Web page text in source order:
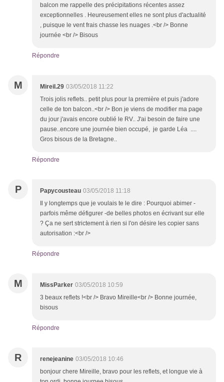
balcon me rappelle des précipitations récentes assez
exceptionnelles . Heureusement elles ne sont plus d'actualité
, puisque le vent frais chasse les nuages .<br /> Bonne
journée <br /> Bisous
Répondre
M Mireil.29 03/05/2018 11:22
Trois jolis reflets.. petit plus pour la première et puis j'adore
celle de ton balcon..<br /> Bon je viens de modifier ma page
du jour j'avais encore oublié le RV.. J'ai besoin de faire une
pause..encore une journée bien occupé, je garde Léa ....
Gros bisous de la Bretagne..
Répondre
P Papycousteau 03/05/2018 11:18
Il y longtemps que je voulais te le dire : Pourquoi abimer -
parfois même défigurer -de belles photos en écrivant sur elle
? Ça ne sert strictement à rien si l'on désire les copier sans
autorisation :<br />
Répondre
M MissParker 03/05/2018 10:59
3 beaux reflets !<br /> Bravo Mireille<br /> Bonne journée,
bisous
Répondre
R renejeanine 03/05/2018 10:46
bonjour chere Mireille, bravo pour les reflets, et longue vie à